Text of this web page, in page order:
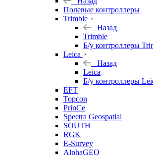
Полевые контроллеры
Trimble
Назад
Trimble
Б/у контроллеры
Leica
Назад
Leica
Б/у контроллеры
EFT
Topcon
PrinCe
Spectra Geospatial
SOUTH
RGK
E-Survey
AlphaGEO